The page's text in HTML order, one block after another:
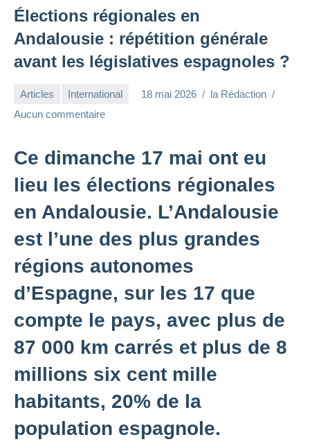
Élections régionales en
Andalousie : répétition générale
avant les législatives espagnoles ?
Articles International 18 mai 2026
la Rédaction
Aucun commentaire
Ce dimanche 17 mai ont eu
lieu les élections régionales
en Andalousie. L’Andalousie
est l’une des plus grandes
régions autonomes
d’Espagne, sur les 17 que
compte le pays, avec plus de
87 000 km carrés et plus de 8
millions six cent mille
habitants, 20% de la
population espagnole.